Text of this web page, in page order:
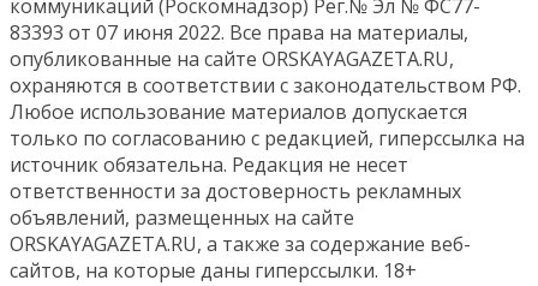
коммуникаций (Роскомнадзор) Рег.№ Эл № ФС77-
83393 от 07 июня 2022. Все права на материалы,
опубликованные на сайте ORSKAYAGAZETA.RU,
охраняются в соответствии с законодательством РФ.
Любое использование материалов допускается
только по согласованию с редакцией, гиперссылка на
источник обязательна. Редакция не несет
ответственности за достоверность рекламных
объявлений, размещенных на сайте
ORSKAYAGAZETA.RU, а также за содержание веб-
сайтов, на которые даны гиперссылки. 18+